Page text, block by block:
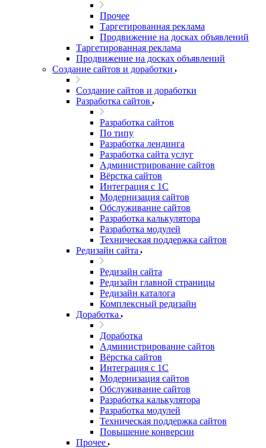
Прочее
Таргетированная реклама
Продвижение на досках объявлений
Таргетированная реклама
Продвижение на досках объявлений
Создание сайтов и доработки
Создание сайтов и доработки
Разработка сайтов
Разработка сайтов
По типу
Разработка лендинга
Разработка сайта услуг
Администрирование сайтов
Вёрстка сайтов
Интеграция с 1С
Модернизация сайтов
Обслуживание сайтов
Разработка калькулятора
Разработка модулей
Техническая поддержка сайтов
Редизайн сайта
Редизайн сайта
Редизайн главной страницы
Редизайн каталога
Комплексный редизайн
Доработка
Доработка
Администрирование сайтов
Вёрстка сайтов
Интеграция с 1С
Модернизация сайтов
Обслуживание сайтов
Разработка калькулятора
Разработка модулей
Техническая поддержка сайтов
Повышение конверсии
Прочее